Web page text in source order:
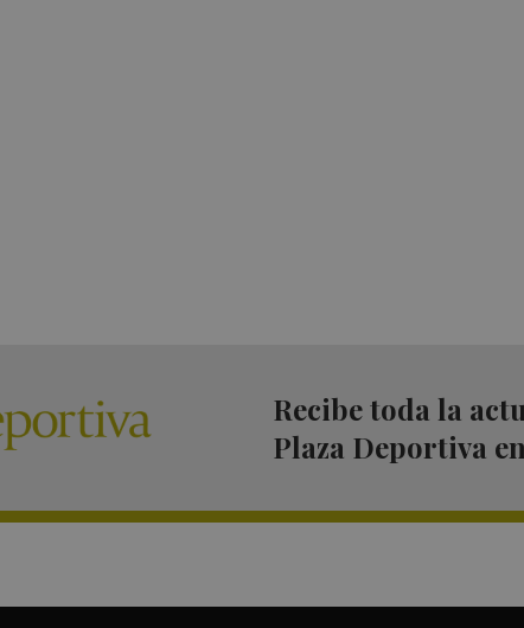
Recibe toda la
Plaza Deportiva